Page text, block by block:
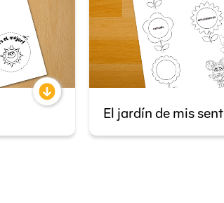
El jardín de mis